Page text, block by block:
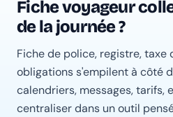
Fiche voyageur
de la journée ?
Fiche de police, registre, taxe
obligations s'empilent à côté
calendriers, messages, tarifs,
centraliser dans un outil